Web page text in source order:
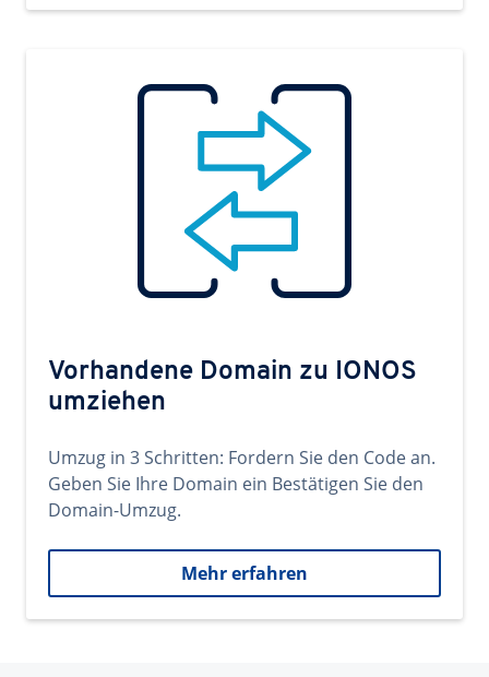
Vorhandene Domain zu IONOS
umziehen
Umzug in 3 Schritten: Fordern Sie den Code an.
Geben Sie Ihre Domain ein Bestätigen Sie den
Domain-Umzug.
Mehr erfahren